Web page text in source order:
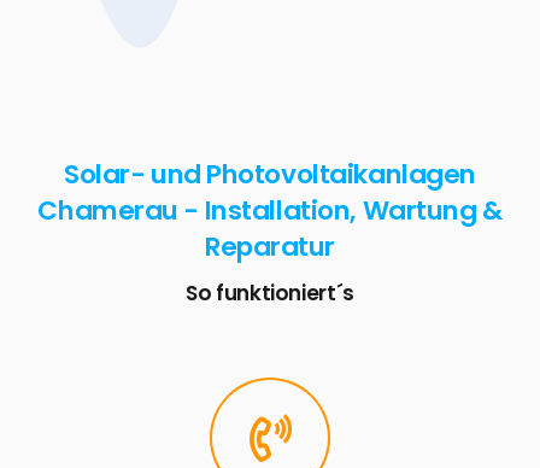
Solar- und Photovoltaikanlagen
Chamerau - Installation, Wartung &
Reparatur
So funktioniert´s